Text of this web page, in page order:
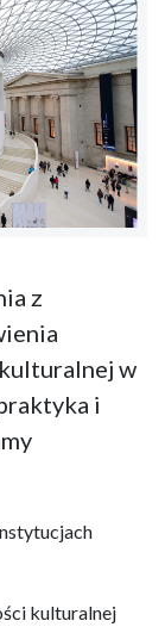
z
w
i
kulturalnej